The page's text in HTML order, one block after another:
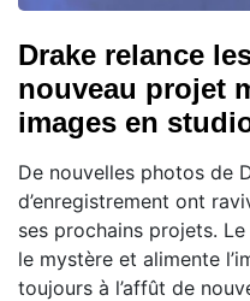
Drake relance
nouveau projet
images en
De nouvelles photos de
d’enregistrement ont
ses prochains projets.
le mystère et alimente
toujours à l’affût de